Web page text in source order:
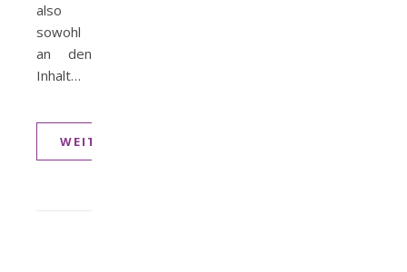
also
sowohl
an den
Inhalt…
WEITERLESEN